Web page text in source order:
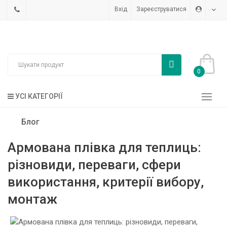
Вхід Зареєструватися
0
УСІ КАТЕГОРІЇ
Блог
Армована плівка для теплиць:
різновиди, переваги, сфери
використання, критерії вибору,
монтаж